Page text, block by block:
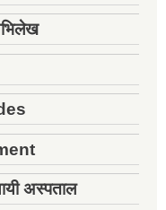
अस्पताल